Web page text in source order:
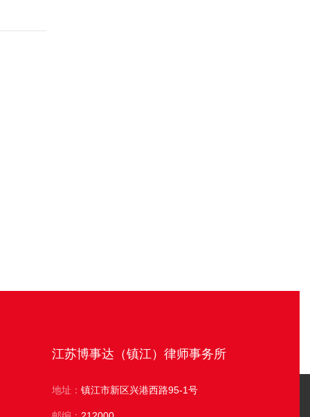
江苏博事达（镇江）律师事务所
地址： 镇江市新区兴港西路95-1号